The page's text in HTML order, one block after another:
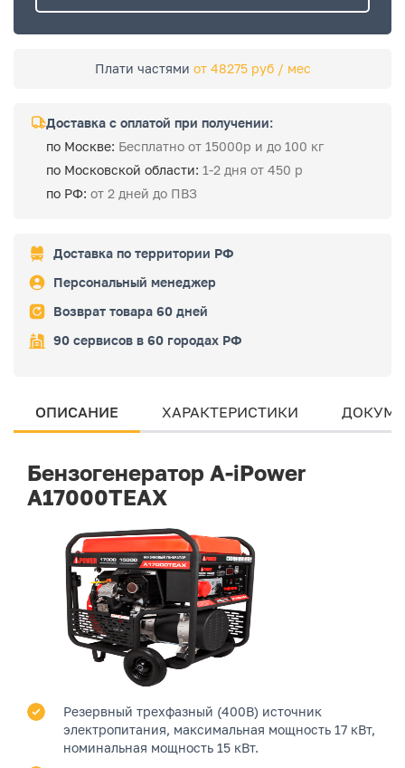
Плати частями от 48275 руб / мес
Доставка с оплатой при получении:
по Москве: Бесплатно от 15000р и до 100 кг
по Московской области: 1-2 дня от 450 р
по РФ: от 2 дней до ПВЗ
Доставка по территории РФ
Персональный менеджер
Возврат товара 60 дней
90 сервисов в 60 городах РФ
ОПИСАНИЕ ХАРАКТЕРИСТИКИ
Бензогенератор A-iPower
A17000TEAX
Резервный трехфазный (400В) источник
электропитания, максимальная мощность 17 кВт,
номинальная мощность 15 кВт.